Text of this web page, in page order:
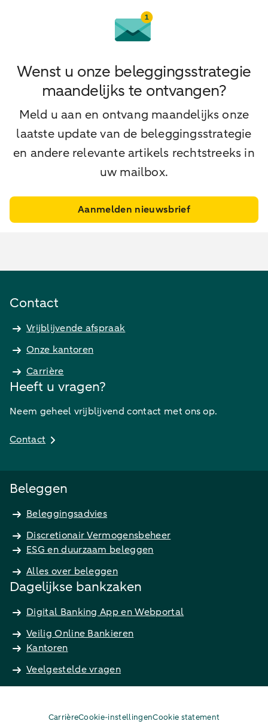
Wenst u onze beleggingsstrategie
maandelijks te ontvangen?
Meld u aan en ontvang maandelijks onze
laatste update van de beleggingsstrategie
en andere relevante artikels rechtstreeks in
uw mailbox.
Aanmelden nieuwsbrief
Contact
Vrijblijvende afspraak
Onze kantoren
Carrière
Heeft u vragen?
Neem geheel vrijblijvend contact met ons op.
Contact
Beleggen
Beleggingsadvies
Discretionair Vermogensbeheer
ESG en duurzaam beleggen
Alles over beleggen
Dagelijkse bankzaken
Digital Banking App en Webportal
Veilig Online Bankieren
Kantoren
Veelgestelde vragen
CarrièreCookie-instellingenCookie statement